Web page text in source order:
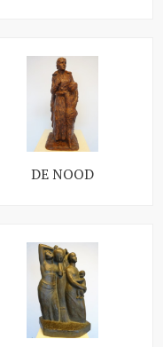
DE NOOD